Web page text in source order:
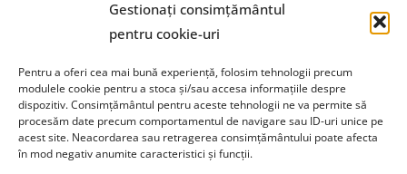
Gestionați consimțământul
pentru cookie-uri
Pentru a oferi cea mai bună experiență, folosim tehnologii precum
modulele cookie pentru a stoca și/sau accesa informațiile despre
dispozitiv. Consimțământul pentru aceste tehnologii ne va permite să
procesăm date precum comportamentul de navigare sau ID-uri unice pe
acest site. Neacordarea sau retragerea consimțământului poate afecta
în mod negativ anumite caracteristici și funcții.
VI - Notiziario
Torna all'indice dei bollettini
Fundația Paolo Crescipentru istoria emigrației italiene
Cortile Carrara, 1 - 55100 Lucca
Tel 0583 417483/4; Fax 0583 417770